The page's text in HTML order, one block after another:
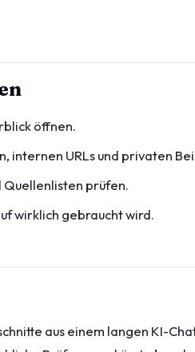
öffnen.
internen URLs und privaten
Quellenlisten prüfen.
wirklich gebraucht wird.
aus einem langen KI-